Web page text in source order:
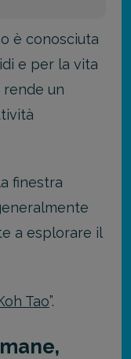
è conosciuta
e per la vita
rende un
finestra
a esplorare il
Tao”.